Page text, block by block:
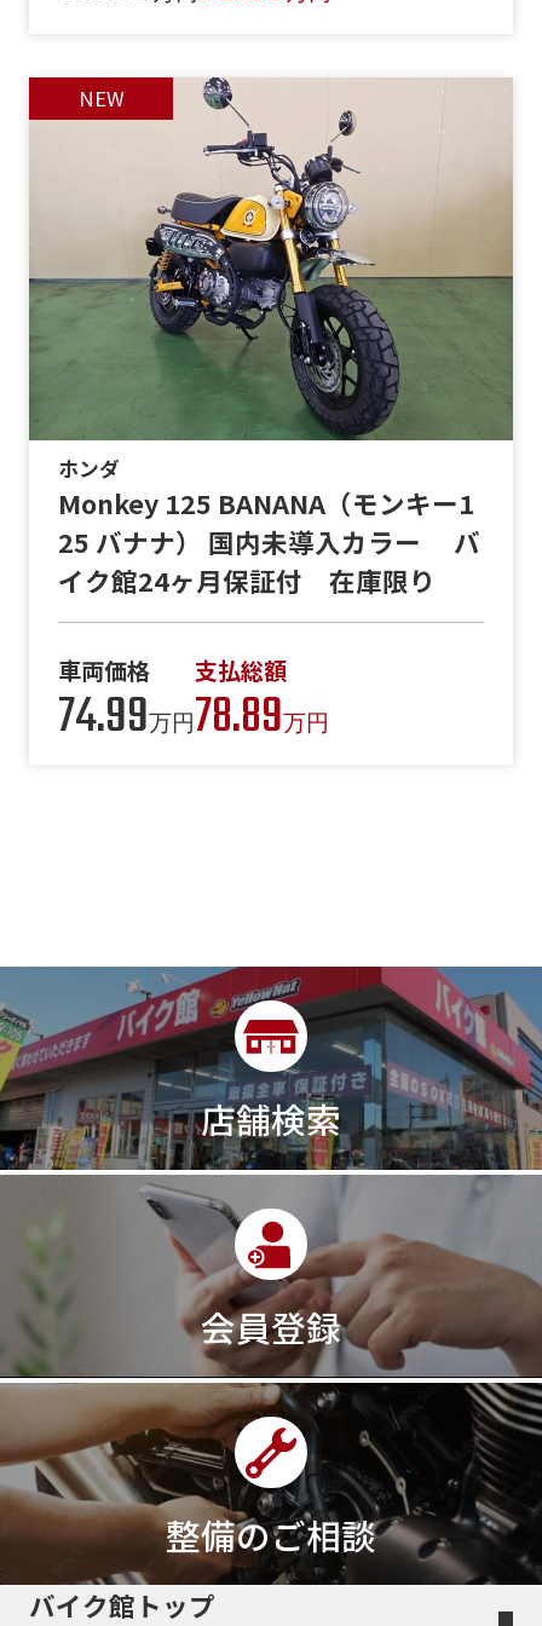
ホンダ
Monkey 125 BANANA（モンキー1
25 バナナ） 国内未導入カラー バ
イク館24ヶ月保証付 在庫限り
車両価格
74.99万円
支払総額
78.89万円
店舗検索
会員登録
整備のご相談
バイク館トップ